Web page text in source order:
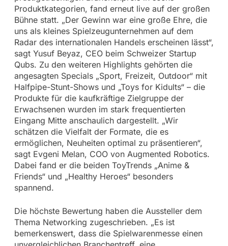
Produktkategorien, fand erneut live auf der großen
Bühne statt. „Der Gewinn war eine große Ehre, die
uns als kleines Spielzeugunternehmen auf dem
Radar des internationalen Handels erscheinen lässt“,
sagt Yusuf Beyaz, CEO beim Schweizer Startup
Qubs. Zu den weiteren Highlights gehörten die
angesagten Specials „Sport, Freizeit, Outdoor“ mit
Halfpipe-Stunt-Shows und „Toys for Kidults“ – die
Produkte für die kaufkräftige Zielgruppe der
Erwachsenen wurden im stark frequentierten
Eingang Mitte anschaulich dargestellt. „Wir
schätzen die Vielfalt der Formate, die es
ermöglichen, Neuheiten optimal zu präsentieren“,
sagt Evgeni Melan, COO von Augmented Robotics.
Dabei fand er die beiden ToyTrends „Anime &
Friends“ und „Healthy Heroes“ besonders
spannend.
Die höchste Bewertung haben die Aussteller dem
Thema Networking zugeschrieben. „Es ist
bemerkenswert, dass die Spielwarenmesse einen